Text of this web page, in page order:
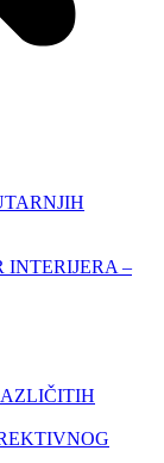
INTERIJERA –